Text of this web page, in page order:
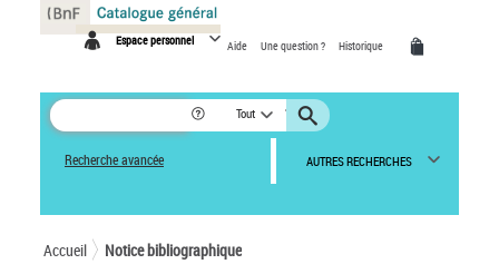
Espace personnel Aide Une question ? Historique
Tout
Recherche avancée AUTRES RECHERCHES
Accueil Notice bibliographique
Panneau de gestion des cookies